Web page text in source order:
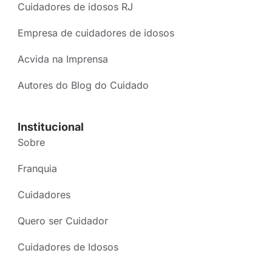
Cuidadores de idosos RJ
Empresa de cuidadores de idosos
Acvida na Imprensa
Autores do Blog do Cuidado
Institucional
Sobre
Franquia
Cuidadores
Quero ser Cuidador
Cuidadores de Idosos